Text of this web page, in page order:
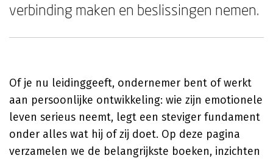
verbinding maken en beslissingen nemen.
Of je nu leidinggeeft, ondernemer bent of werkt
aan persoonlijke ontwikkeling: wie zijn emotionele
leven serieus neemt, legt een steviger fundament
onder alles wat hij of zij doet. Op deze pagina
verzamelen we de belangrijkste boeken, inzichten